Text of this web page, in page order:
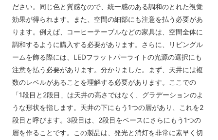
ださい。同じ色と質感なので、統一感のある調和のとれた視覚
効果が得られます。また、空間の細部にも注意を払う必要があ
ります。例えば、コーヒーテーブルなどの家具は、空間全体に
調和するように購入する必要があります。さらに、リビングル
ームを飾る際には、LEDフラットパーライトの光源の選択にも
注意を払う必要があります。分かりました。まず、天井には複
数のレベルがあることを理解する必要があります。ここでの
「1段目と2段目」は天井の高さではなく、グラデーションのよ
うな形状を指します。天井の下にもう1つの層があり、これを2
段目と呼びます。3段目は、2段目をベースにさらにもう1つの
層を作ることです。この製品は、発光と消灯を非常に素早く切